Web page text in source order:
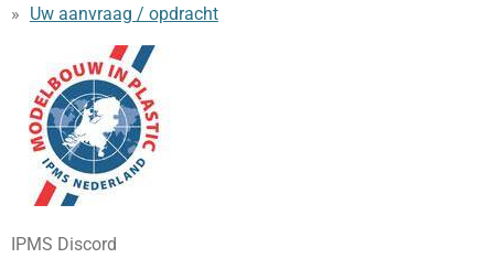
Uw aanvraag / opdracht
IPMS Discord